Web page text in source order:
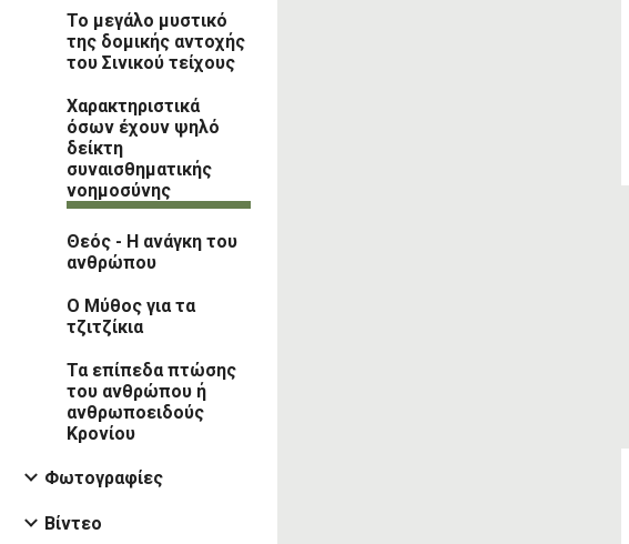
Το μεγάλο μυστικό
της δομικής αντοχής
του Σινικού τείχους
Χαρακτηριστικά
όσων έχουν ψηλό
δείκτη
συναισθηματικής
νοημοσύνης
Θεός - Η ανάγκη του
ανθρώπου
Ο Μύθος για τα
τζιτζίκια
Τα επίπεδα πτώσης
του ανθρώπου ή
ανθρωποειδούς
Κρονίου
Φωτογραφίες
Βίντεο